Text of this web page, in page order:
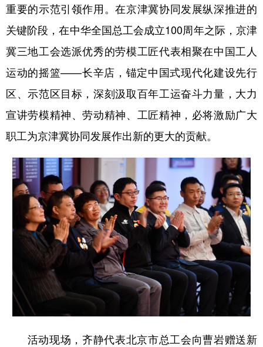
重要的示范引领作用。在京津冀协同发展纵深推进的
关键阶段，在中华全国总工会成立100周年之际，京津
冀三地工会选派优秀的劳模工匠代表相聚在中国工人
运动的摇篮——长辛店，锚定中国式现代化建设先行
区、示范区目标，深刻汲取百年工运奋斗力量，大力
宣讲劳模精神、劳动精神、工匠精神，必将激励广大
职工为京津冀协同发展作出新的更大的贡献。
活动现场，齐静代表北京市总工会向曹岩赠送新